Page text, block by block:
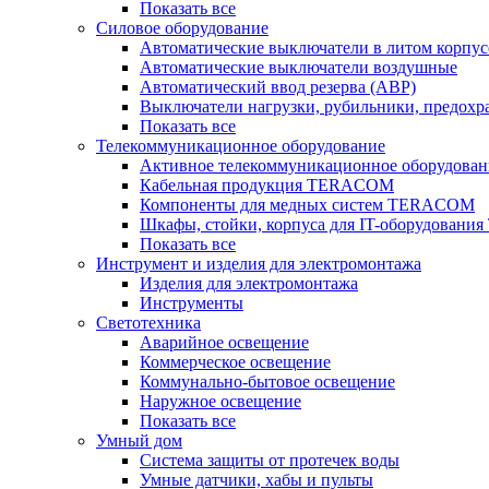
Показать все
Силовое оборудование
Автоматические выключатели в литом
Автоматические выключатели воздушные
Автоматический ввод резерва (АВР)
Выключатели нагрузки, рубильники,
Показать все
Телекоммуникационное оборудование
Активное телекоммуникационное
Кабельная продукция TERACOM
Компоненты для медных систем TERACOM
Шкафы, стойки, корпуса для IT-
Показать все
Инструмент и изделия для электромонтажа
Изделия для электромонтажа
Инструменты
Светотехника
Аварийное освещение
Коммерческое освещение
Коммунально-бытовое освещение
Наружное освещение
Показать все
Умный дом
Система защиты от протечек воды
Умные датчики, хабы и пульты